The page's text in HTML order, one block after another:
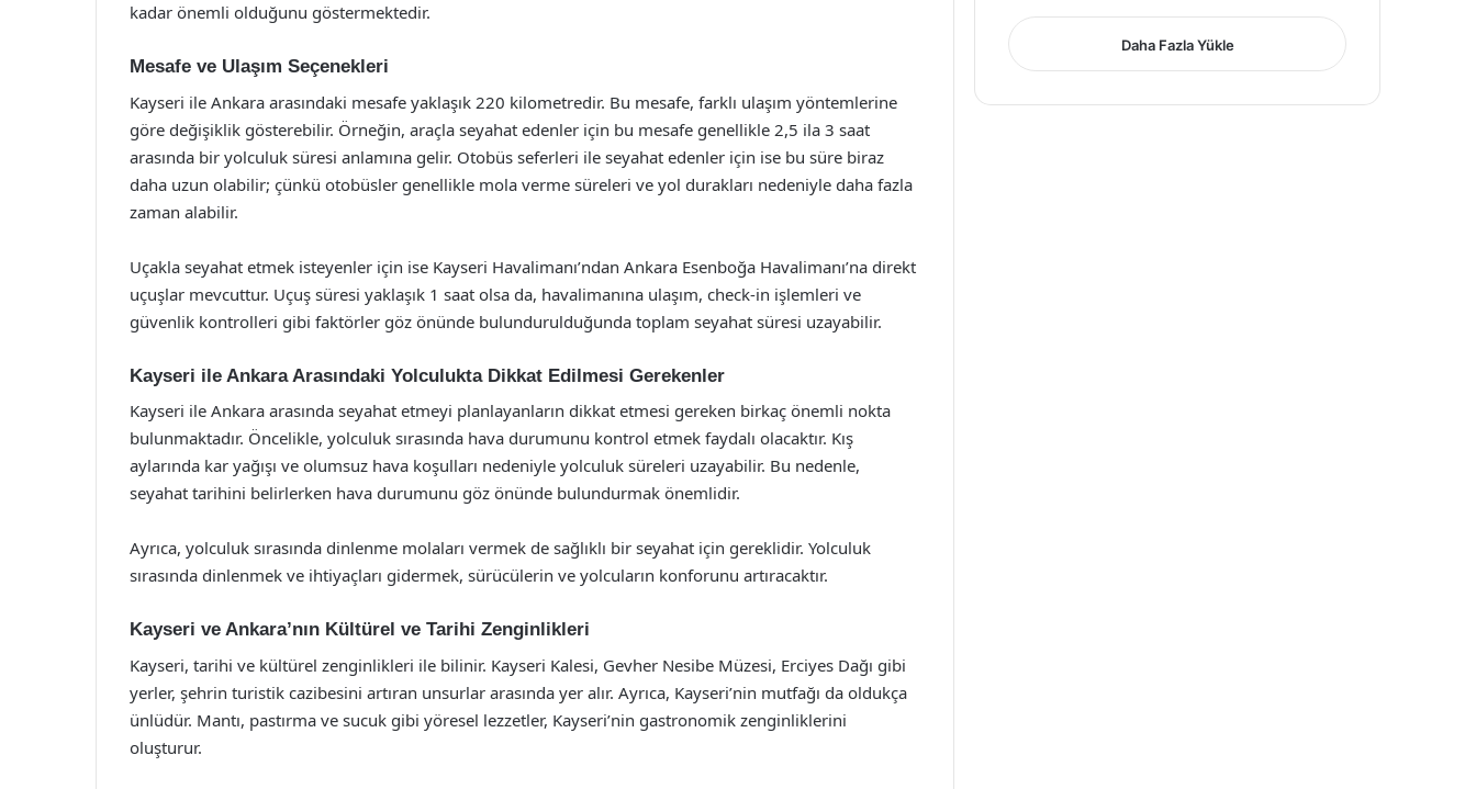
kadar önemli olduğunu göstermektedir.
Mesafe ve Ulaşım Seçenekleri
Kayseri ile Ankara arasındaki mesafe yaklaşık 220 kilometredir. Bu mesafe, farklı ulaşım yöntemlerine
göre değişiklik gösterebilir. Örneğin, araçla seyahat edenler için bu mesafe genellikle 2,5 ila 3 saat
arasında bir yolculuk süresi anlamına gelir. Otobüs seferleri ile seyahat edenler için ise bu süre biraz
daha uzun olabilir; çünkü otobüsler genellikle mola verme süreleri ve yol durakları nedeniyle daha fazla
zaman alabilir.
Uçakla seyahat etmek isteyenler için ise Kayseri Havalimanı’ndan Ankara Esenboğa Havalimanı’na direkt
uçuşlar mevcuttur. Uçuş süresi yaklaşık 1 saat olsa da, havalimanına ulaşım, check-in işlemleri ve
güvenlik kontrolleri gibi faktörler göz önünde bulundurulduğunda toplam seyahat süresi uzayabilir.
Kayseri ile Ankara Arasındaki Yolculukta Dikkat Edilmesi Gerekenler
Kayseri ile Ankara arasında seyahat etmeyi planlayanların dikkat etmesi gereken birkaç önemli nokta
bulunmaktadır. Öncelikle, yolculuk sırasında hava durumunu kontrol etmek faydalı olacaktır. Kış
aylarında kar yağışı ve olumsuz hava koşulları nedeniyle yolculuk süreleri uzayabilir. Bu nedenle,
seyahat tarihini belirlerken hava durumunu göz önünde bulundurmak önemlidir.
Ayrıca, yolculuk sırasında dinlenme molaları vermek de sağlıklı bir seyahat için gereklidir. Yolculuk
sırasında dinlenmek ve ihtiyaçları gidermek, sürücülerin ve yolcuların konforunu artıracaktır.
Kayseri ve Ankara’nın Kültürel ve Tarihi Zenginlikleri
Kayseri, tarihi ve kültürel zenginlikleri ile bilinir. Kayseri Kalesi, Gevher Nesibe Müzesi, Erciyes Dağı gibi
yerler, şehrin turistik cazibesini artıran unsurlar arasında yer alır. Ayrıca, Kayseri’nin mutfağı da oldukça
ünlüdür. Mantı, pastırma ve sucuk gibi yöresel lezzetler, Kayseri’nin gastronomik zenginliklerini
oluşturur.
Daha Fazla Yükle